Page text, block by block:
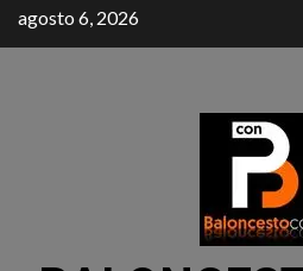
agosto 6, 2026